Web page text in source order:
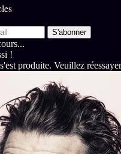
S'abonner
!
produite. Veuillez